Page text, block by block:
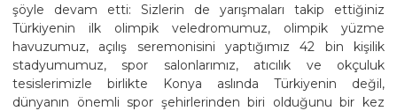
şöyle devam etti: Sizlerin de yarışmaları takip ettiğiniz
Türkiyenin ilk olimpik veledromumuz, olimpik yüzme
havuzumuz, açılış seremonisini yaptığımız 42 bin kişilik
stadyumumuz, spor salonlarımız, atıcılık ve okçuluk
tesislerimizle birlikte Konya aslında Türkiyenin değil,
dünyanın önemli spor şehirlerinden biri olduğunu bir kez